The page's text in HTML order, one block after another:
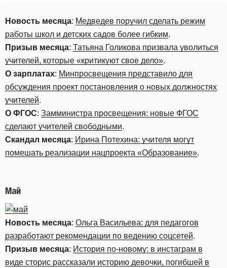
Новость месяца: Медведев поручил сделать режим
работы школ и детских садов более гибким.
Призыв месяца: Татьяна Голикова призвала уволиться
учителей, которые «критикуют свое дело».
О зарплатах: Минпросвещения представило для
обсуждения проект постановления о новых должностях
учителей.
О ФГОС: Замминистра просвещения: новые ФГОС
сделают учителей свободными.
Скандал месяца: Ирина Потехина: учителя могут
помешать реализации нацпроекта «Образование».
Май
Новость месяца: Ольга Васильева: для педагогов
разработают рекомендации по ведению соцсетей.
Призыв месяца: История по-новому: в инстаграм в
виде сторис рассказали историю девочки, погибшей в